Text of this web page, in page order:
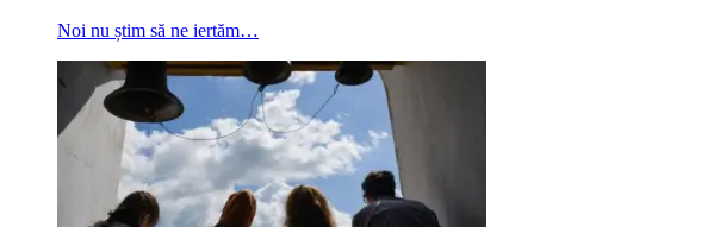
Noi nu știm să ne iertăm…